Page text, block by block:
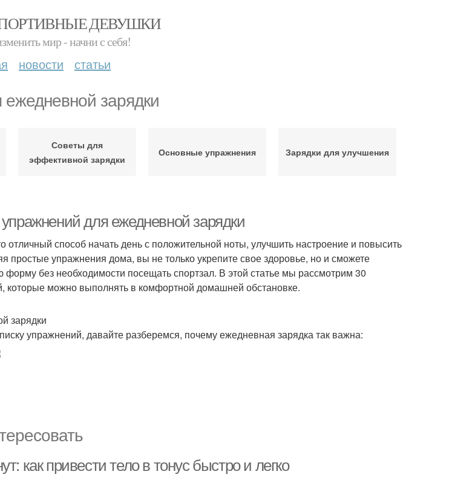
СПОРТИВНЫЕ ДЕВУШКИ
мир - начни с себя!
новости статьи
зарядки
Советы для
эффективной зарядки
Основные упражнения Зарядки для улучшения
для ежедневной зарядки
способ начать день с положительной ноты, улучшить настроение и повысить
простые упражнения дома, вы не только укрепите свое здоровье, но и сможете
форму без необходимости посещать спортзал. В этой статье мы рассмотрим 30
которые можно выполнять в комфортной домашней обстановке.
зарядки
упражнений, давайте разберемся, почему ежедневная зарядка так важна:
как привести тело в тонус быстро и легко